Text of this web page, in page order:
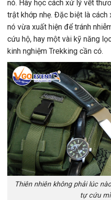
nó. Hãy học cách xử lý vết
trật khớp nhẹ. Đặc biệt là
nó vừa xuất hiện để tránh
cứu hộ, hay một vài kỹ năng
kinh nghiệm Trekking cần có.
Thiên nhiên không phải lúc
tự cứu